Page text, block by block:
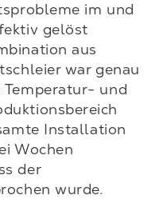
im und
gelöst
aus
war genau
Temperatur- und
Installation
Wochen
der
wurde.